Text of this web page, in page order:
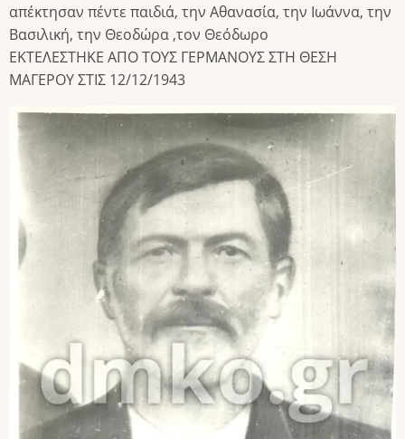
απέκτησαν πέντε παιδιά, την Αθανασία, την Ιωάννα, την
Βασιλική, την Θεοδώρα ,τον Θεόδωρο
ΕΚΤΕΛΕΣΤΗΚΕ ΑΠΟ ΤΟΥΣ ΓΕΡΜΑΝΟΥΣ ΣΤΗ ΘΕΣΗ
ΜΑΓΕΡΟΥ ΣΤΙΣ 12/12/1943
Bild